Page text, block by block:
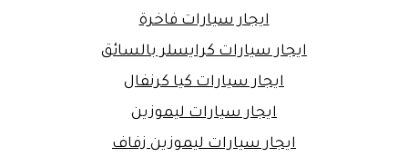
ايجار سيارات فاخرة
ايجار سيارات كرايسلر بالسائق
ايجار سيارات كيا كرنفال
ايجار سيارات ليموزين
ايجار سيارات ليموزين زفاف